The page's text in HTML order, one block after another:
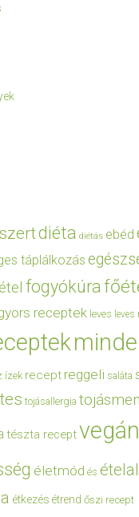
diéta diétás ebéd
táplálkozás
fogyókúra
receptek leves leves
ízek recept reggeli saláta
tojásallergia
tészta receptvegán
életmód és
étkezés étrend őszi recept